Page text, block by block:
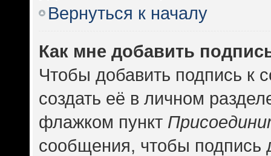
Вернуться к началу
Как мне добавить
Чтобы добавить подпись
создать её в личном
флажком пункт
сообщения, чтобы подпись